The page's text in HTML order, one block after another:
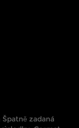
zadaná